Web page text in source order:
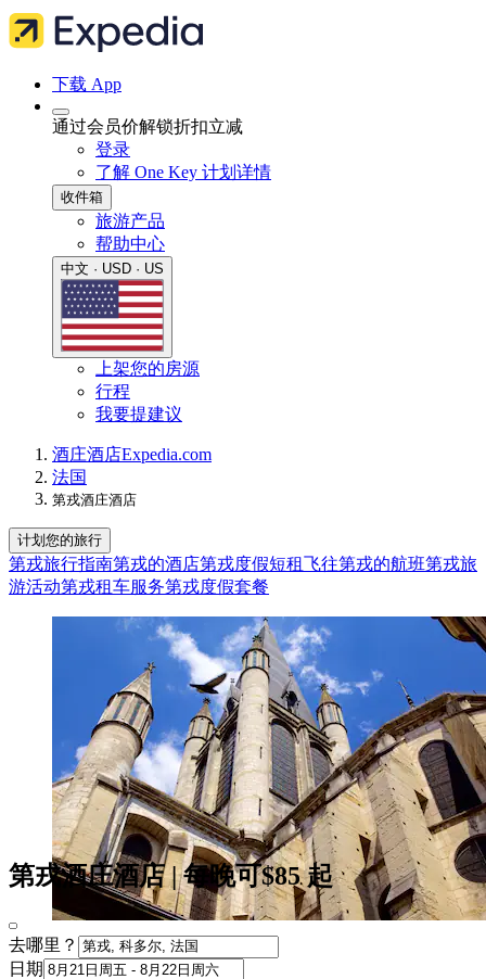
下载 App
通过会员价解锁折扣立减
登录
了解 One Key 计划详情
收件箱
旅游产品
帮助中心
中文 · USD · US
上架您的房源
行程
我要提建议
酒庄酒店Expedia.com
法国
第戎酒庄酒店​
计划您的旅行
第戎旅行指南第戎的酒店第戎度假短租飞往第戎的航班第戎旅
游活动第戎租车服务第戎度假套餐
第戎酒庄酒店 | 每晚可$85 起
去哪里？
日期